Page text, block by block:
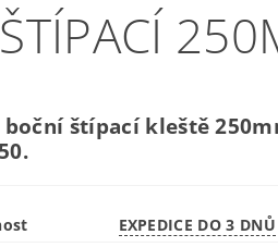
boční štípací kleště
EXPEDICE DO 3 DNŮ